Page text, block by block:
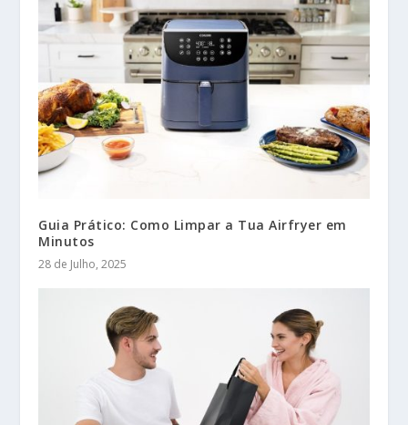
Guia Prático: Como Limpar a Tua Airfryer em
Minutos
28 de Julho, 2025